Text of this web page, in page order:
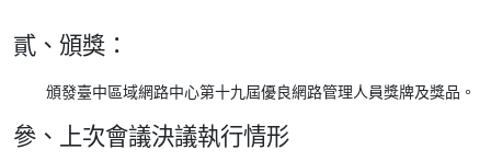
貳、頒獎：
頒發臺中區域網路中心第十九屆優良網路管理人員獎牌及獎品。
參、上次會議決議執行情形